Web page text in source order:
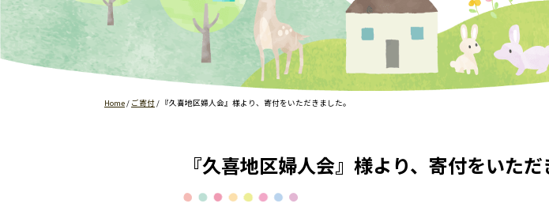
Home/ ご寄付/ 『久喜地区婦人会』様より、寄付をいただきました。
『久喜地区婦人会』様より、寄付をいただ